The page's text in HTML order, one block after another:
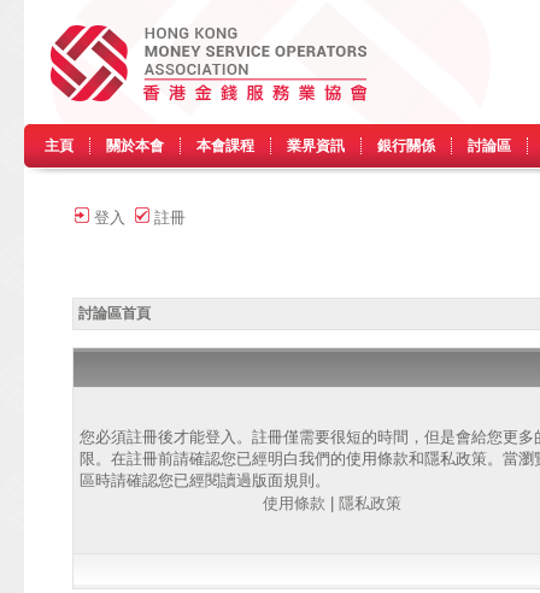
主頁 關於本會 本會課程 業界資訊 銀行關係 討論區
登入 註冊
討論區首頁
您必須註冊後才能登入。註冊僅需要很短的時間，但是會給您更多
限。在註冊前請確認您已經明白我們的使用條款和隱私政策。當瀏
區時請確認您已經閱讀過版面規則。
使用條款
隱私政策